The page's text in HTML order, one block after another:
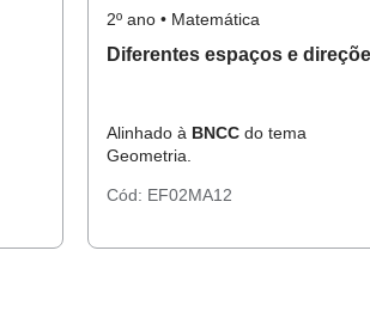
2º ano • Matemática
Diferentes espaços e
Alinhado à BNCC do tema
Geometria.
Cód: EF02MA12